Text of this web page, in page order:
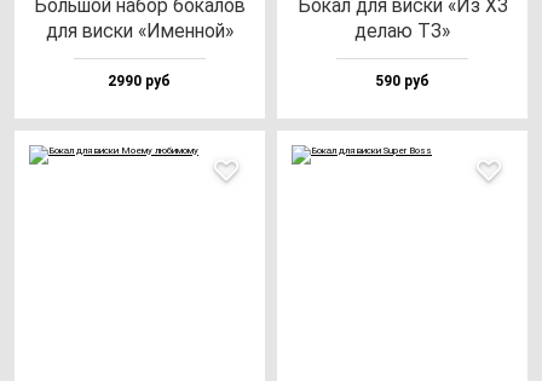
Боль­шой на­бор бо­ка­лов
для вис­ки «Имен­ной»
2990 руб
Бокал для вис­ки «Из ХЗ
де­лаю ТЗ»
590 руб